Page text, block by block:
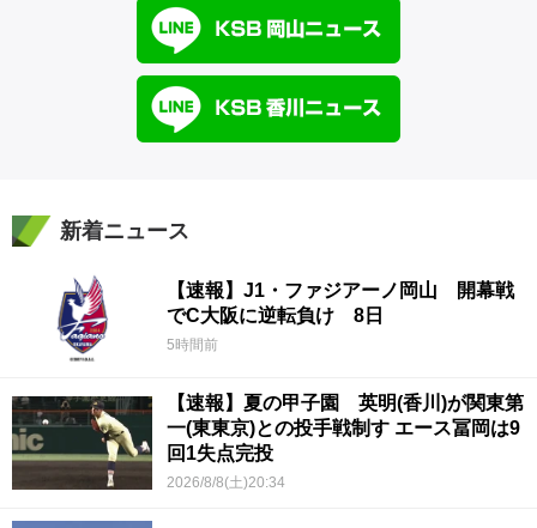
新着ニュース
【速報】J1・ファジアーノ岡山 開幕戦
でC大阪に逆転負け 8日
5時間前
【速報】夏の甲子園 英明(香川)が関東第
一(東東京)との投手戦制す エース冨岡は9
回1失点完投
2026/8/8(土)20:34